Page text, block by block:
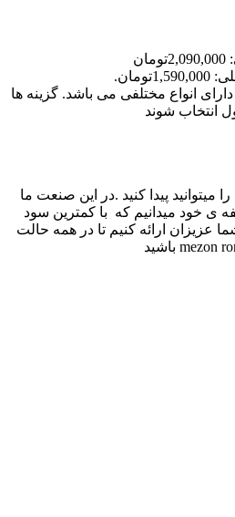
قیمت اصلی: 2,090,000تومان
انواع مختلفی می باشد. گزینه ها
شوند
میتوانید پیدا کنید .در این صنعت ما
ی خود میدانیم که با کمترین سود
عزیزان ارائه کنیم تا در همه حالت